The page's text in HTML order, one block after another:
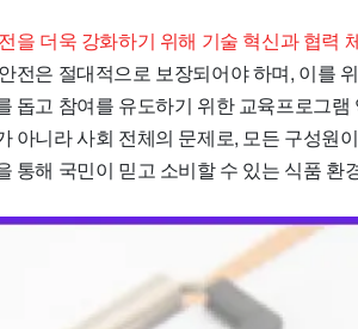
을 더욱 강화하기 위해 기술 혁신과 협력
전은 절대적으로 보장되어야 하며, 이를
돕고 참여를 유도하기 위한 교육프로그
아니라 사회 전체의 문제로, 모든 구성원
통해 국민이 믿고 소비할 수 있는 식품 환